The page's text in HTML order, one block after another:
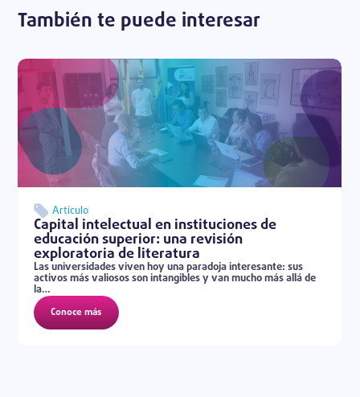
También te puede interesar
Artículo
Capital intelectual en instituciones de
educación superior: una revisión
exploratoria de literatura
Las universidades viven hoy una paradoja interesante: sus
activos más valiosos son intangibles y van mucho más allá de
la…
Conoce más